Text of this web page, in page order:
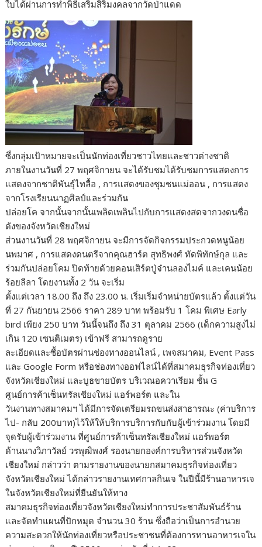
ใบได้ผ่านการทำพิธีเสริมสิริมงคลจากวัดป่าแดด
ซึ่งกลุ่มเป้าหมายจะเป็นนักท่องเที่ยวชาวไทยและชาวต่างชาติ
ภายในงานวันที่ 27 พฤศจิกายน จะได้รับชมได้รับชมการแสดงการ
แสดงจากชาติพันธุ์ไทลื้อ , การแสดงของชุมชนแม่ออน , การแสดง
จากโรงเรียนนาฏศิลป์และร่วมกัน
ปล่อยโค จากนั้นจากนั้นเพลิดเพลินไปกับการแสดงสดจากวงดนชื่อ
ดังของจังหวัดเชียงใหม่
ส่วนงานวันที่ 28 พฤศจิกายน จะมีการจัดกิจกรรมประกวดหนูน้อย
นพมาศ , การแสดงดนตรีจากคุณฮาร์ต สุทธิพงศ์ ทัดพิทักษ์กุล และ
ร่วมกันปล่อยโคม ปิดท้ายด้วยคอนเสิร์ตปู่จ๋านลองไมค์ และเคนน้อย
ร้อยลีลา โดยงานทั้ง 2 วัน จะเริ่ม
ตั้งแต่เวลา 18.00 ถึง ถึง 23.00 น. เริ่มเริ่มจำหน่ายบัตรแล้ว ตั้งแต่วัน
ที่ 27 กันยายน 2566 ราคา 289 บาท พร้อมรับ 1 โคม พิเศษ Early
bird เพียง 250 บาท วันนี้จนถึง ถึง 31 ตุลาคม 2566 (เด็กความสูงไม่
เกิน 120 เซนติเมตร) เข้าฟรี สามารถดูราย
ละเอียดและซื้อบัตรผ่านช่องทางออนไลน์ , เพจสมาคม, Event Pass
และ Google Form หรือช่องทางออฟไลน์ได้ที่สมาคมธุรกิจท่องเที่ยว
จังหวัดเชียงใหม่ และบูธขายบัตร บริเวณอควาเรียม ชั้น G
ศูนย์การค้าเซ็นทรัลเชียงใหม่ แอร์พอร์ต และใน
วันงานทางสมาคมฯ ได้มีการจัดเตรียมรถขนส่งสาธารณะ (ค่าบริการ
ไป- กลับ 200บาท)ไว้ให้ให้บริการบริการกับกับผู้เข้าร่วมงาน โดยมี
จุดรับผู้เข้าร่วมงาน ที่ศูนย์การค้าเซ็นทรัลเชียงใหม่ แอร์พอร์ต
ด้านนางวิภาวัลย์ วรพุฒิพงศ์ รองนายกองค์การบริหารส่วนจังหวัด
เชียงใหม่ กล่าวว่า ตามรายงานของนายกสมาคมธุรกิจท่องเที่ยว
จังหวัดเชียงใหม่ ได้กล่าวรายงานเทศกาลกินเจ ในปีนี้มีร้านอาหารเจ
ในจังหวัดเชียงใหม่ที่ยืนยันให้ทาง
สมาคมธุรกิจท่องเที่ยวจังหวัดเชียงใหม่ทำการประชาสัมพันธ์ร้าน
และจัดทำแผนที่ปักหมุด จำนวน 30 ร้าน ซึ่งถือว่าเป็นการอำนวย
ความสะดวกให้นักท่องเที่ยวหรือประชาชนที่ต้องการทานอาหารเจใน